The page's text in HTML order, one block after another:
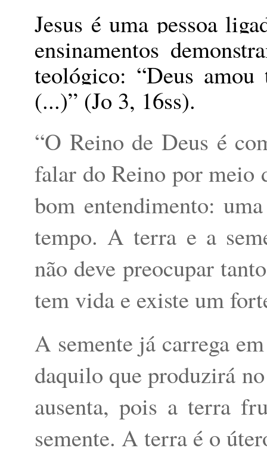
Jesus é uma pessoa
ensinamentos
teológico: “Deus
(...)” (Jo 3, 16ss).
“O Reino de Deus é
falar do Reino por meio
bom entendimento:
tempo. A terra e a
não deve preocupar
tem vida e existe um
A semente já carrega
daquilo que produzirá
ausenta, pois a terra
semente. A terra é o